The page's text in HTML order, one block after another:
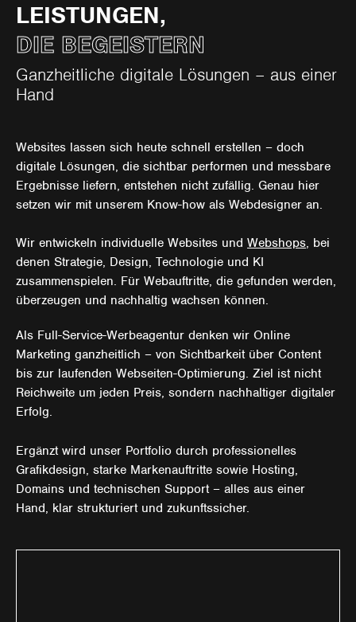
LEISTUNGEN,
DIE BEGEISTERN
Ganzheitliche digitale Lösungen – aus einer
Hand
Websites lassen sich heute schnell erstellen – doch
digitale Lösungen, die sichtbar performen und messbare
Ergebnisse liefern, entstehen nicht zufällig. Genau hier
setzen wir mit unserem Know-how als Webdesigner an.
Wir entwickeln individuelle Websites und Webshops, bei
denen Strategie, Design, Technologie und KI
zusammenspielen. Für Webauftritte, die gefunden werden,
überzeugen und nachhaltig wachsen können.
Als Full-Service-Werbeagentur denken wir Online
Marketing ganzheitlich – von Sichtbarkeit über Content
bis zur laufenden Webseiten-Optimierung. Ziel ist nicht
Reichweite um jeden Preis, sondern nachhaltiger digitaler
Erfolg.
Ergänzt wird unser Portfolio durch professionelles
Grafikdesign, starke Markenauftritte sowie Hosting,
Domains und technischen Support – alles aus einer
Hand, klar strukturiert und zukunftssicher.